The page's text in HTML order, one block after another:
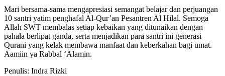
Mari bersama-sama mengapresiasi semangat belajar dan perjuangan
10 santri yatim penghafal Al-Qur’an Pesantren Al Hilal. Semoga
Allah SWT membalas setiap kebaikan yang ditunaikan dengan
pahala berlipat ganda, serta menjadikan para santri ini generasi
Qurani yang kelak membawa manfaat dan keberkahan bagi umat.
Aamiin ya Rabbal ‘Alamin.
Penulis: Indra Rizki